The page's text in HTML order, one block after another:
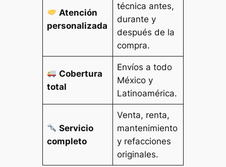
Atención
personalizada
técnica antes,
durante y
después de la
compra.
Cobertura
total
Envíos a todo
México y
Latinoamérica.
Servicio
completo
Venta, renta,
mantenimiento
y refacciones
originales.